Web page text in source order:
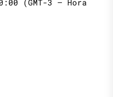
(GMT-3 – Hora